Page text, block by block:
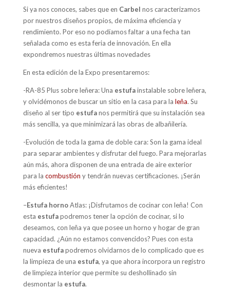
Si ya nos conoces, sabes que en Carbel nos caracterizamos
por nuestros diseños propios, de máxima eficiencia y
rendimiento. Por eso no podíamos faltar a una fecha tan
señalada como es esta feria de innovación. En ella
expondremos nuestras últimas novedades
En esta edición de la Expo presentaremos:
-RA-85 Plus sobre leñera: Una estufainstalable sobre leñera,
y olvidémonos de buscar un sitio en la casa para la leña. Su
diseño al ser tipo estufanos permitirá que su instalación sea
más sencilla, ya que minimizará las obras de albañilería.
-Evolución de toda la gama de doble cara: Son la gama ideal
para separar ambientes y disfrutar del fuego. Para mejorarlas
aún más, ahora disponen de una entrada de aire exterior
para la combustión y tendrán nuevas certificaciones. ¡Serán
más eficientes!
–Estufa hornoAtlas: ¡Disfrutamos de cocinar con leña! Con
esta estufapodremos tener la opción de cocinar, si lo
deseamos, con leña ya que posee un horno y hogar de gran
capacidad. ¿Aún no estamos convencidos? Pues con esta
nueva estufapodremos olvidarnos de lo complicado que es
la limpieza de una estufa, ya que ahora incorpora un registro
de limpieza interior que permite su deshollinado sin
desmontar la estufa.